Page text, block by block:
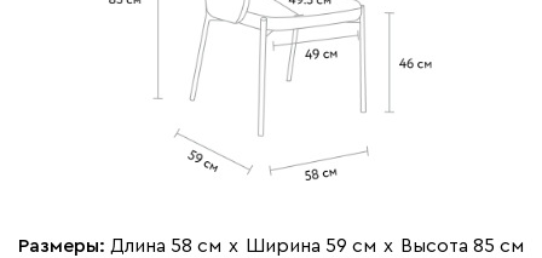
Размеры: Длина 58 см х Ширина 59 см х Высота 85 см